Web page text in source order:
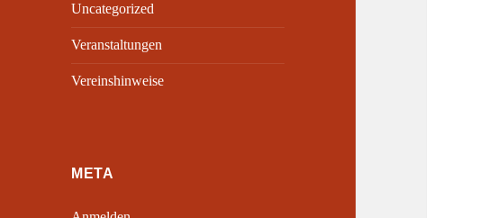
Uncategorized
Veranstaltungen
Vereinshinweise
META